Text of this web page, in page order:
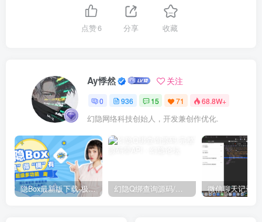
点赞6 分享 收藏
Ay悸然 关注
0 936 15 71 68.8W+
幻隐网络科技创始人，开发兼创作优化.
隐Box最新版下载-极致模式 幻隐Q绑查询源码/完整源码带API